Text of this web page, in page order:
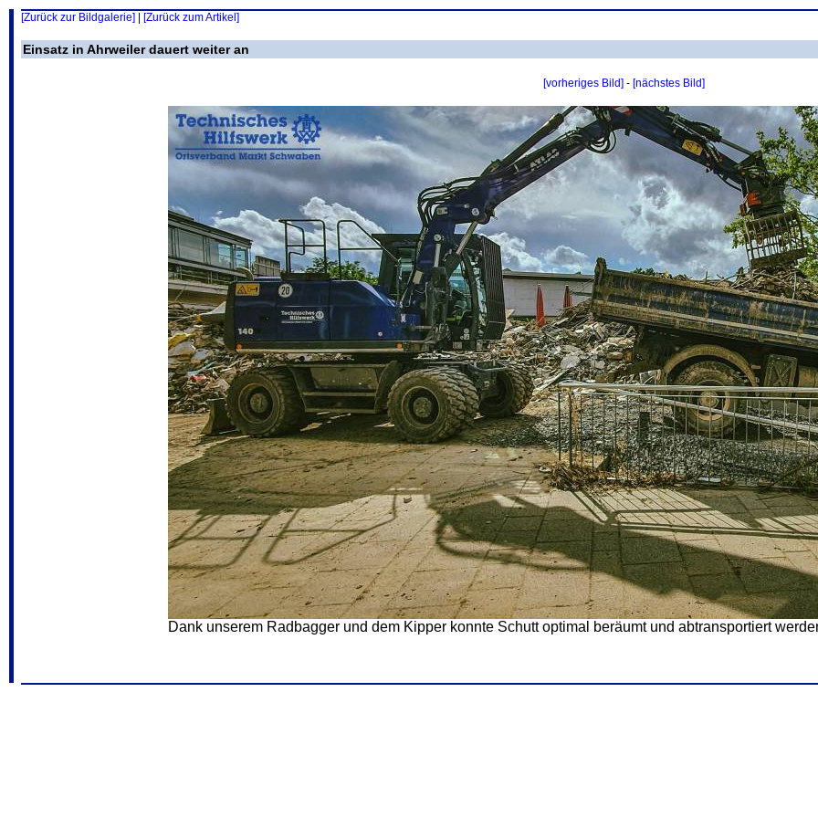
[Zurück zur Bildgalerie] [Zurück zum Artikel]
Einsatz in Ahrweiler dauert weiter an
[vorheriges Bild] - [nächstes Bild]
Dank unserem Radbagger und dem Kipper konnte Schutt optimal beräumt und abtransportiert